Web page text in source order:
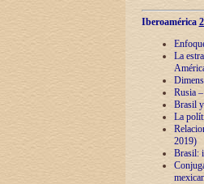
Iberoamérica
La
Rusia
Brasil
La
2019)
Brasil: